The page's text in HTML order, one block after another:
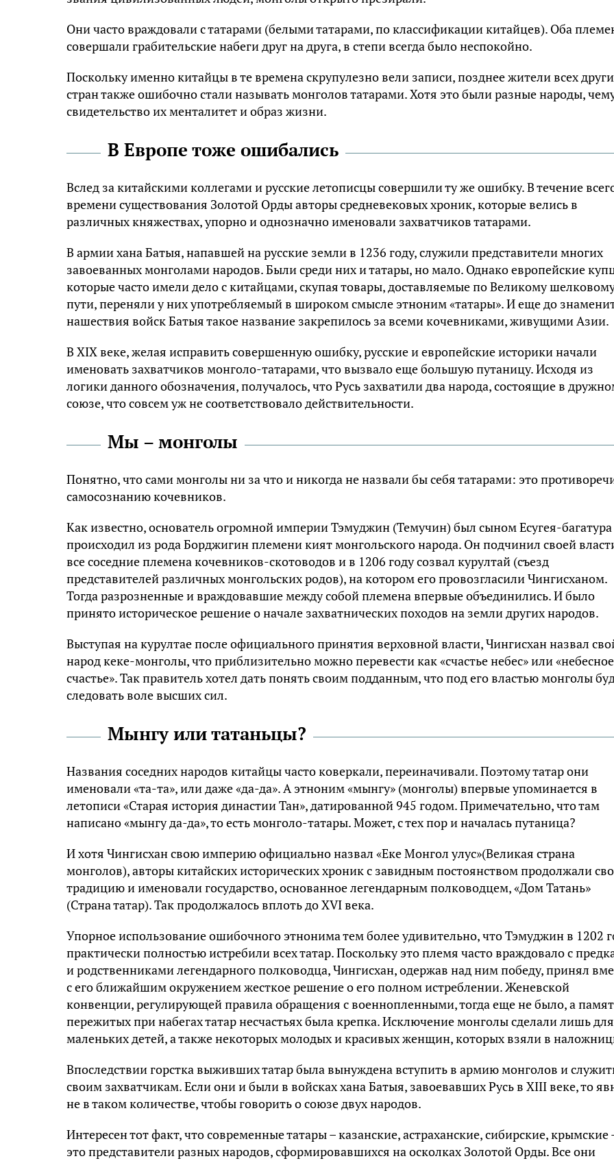
Они часто враждовали с татарами (белыми татарами, по классификации китайцев). Оба
совершали грабительские набеги друг на друга, в степи всегда было неспокойно.
Поскольку именно китайцы в те времена скрупулезно вели записи, позднее жители всех
стран также ошибочно стали называть монголов татарами. Хотя это были разные народы,
свидетельство их менталитет и образ жизни.
В Европе тоже ошибались
Вслед за китайскими коллегами и русские летописцы совершили ту же ошибку. В течение
времени существования Золотой Орды авторы средневековых хроник, которые велись в
различных княжествах, упорно и однозначно именовали захватчиков татарами.
В армии хана Батыя, напавшей на русские земли в 1236 году, служили представители многих
завоеванных монголами народов. Были среди них и татары, но мало. Однако европейские
которые часто имели дело с китайцами, скупая товары, доставляемые по Великому
пути, переняли у них употребляемый в широком смысле этноним «татары». И еще до
нашествия войск Батыя такое название закрепилось за всеми кочевниками, живущими Азии.
В XIX веке, желая исправить совершенную ошибку, русские и европейские историки начали
именовать захватчиков монголо-татарами, что вызвало еще большую путаницу. Исходя из
логики данного обозначения, получалось, что Русь захватили два народа, состоящие в
союзе, что совсем уж не соответствовало действительности.
Мы – монголы
Понятно, что сами монголы ни за что и никогда не назвали бы себя татарами: это
самосознанию кочевников.
Как известно, основатель огромной империи Тэмуджин (Темучин) был сыном Есугея-
происходил из рода Борджигин племени кият монгольского народа. Он подчинил своей
все соседние племена кочевников-скотоводов и в 1206 году созвал курултай (съезд
представителей различных монгольских родов), на котором его провозгласили Чингисханом.
Тогда разрозненные и враждовавшие между собой племена впервые объединились. И было
принято историческое решение о начале захватнических походов на земли других народов.
Выступая на курултае после официального принятия верховной власти, Чингисхан назвал
народ кеке-монголы, что приблизительно можно перевести как «счастье небес» или «небесное
счастье». Так правитель хотел дать понять своим подданным, что под его властью монголы
следовать воле высших сил.
Мынгу или татаньцы?
Названия соседних народов китайцы часто коверкали, переиначивали. Поэтому татар они
именовали «та-та», или даже «да-да». А этноним «мынгу» (монголы) впервые упоминается в
летописи «Старая история династии Тан», датированной 945 годом. Примечательно, что там
написано «мынгу да-да», то есть монголо-татары. Может, с тех пор и началась путаница?
И хотя Чингисхан свою империю официально назвал «Еке Монгол улус»(Великая страна
монголов), авторы китайских исторических хроник с завидным постоянством продолжали
традицию и именовали государство, основанное легендарным полководцем, «Дом Татань»
(Страна татар). Так продолжалось вплоть до XVI века.
Упорное использование ошибочного этнонима тем более удивительно, что Тэмуджин в 1202
практически полностью истребили всех татар. Поскольку это племя часто враждовало с
и родственниками легендарного полководца, Чингисхан, одержав над ним победу, принял
с его ближайшим окружением жесткое решение о его полном истреблении. Женевской
конвенции, регулирующей правила обращения с военнопленными, тогда еще не было, а
пережитых при набегах татар несчастьях была крепка. Исключение монголы сделали лишь для
маленьких детей, а также некоторых молодых и красивых женщин, которых взяли в
Впоследствии горстка выживших татар была вынуждена вступить в армию монголов и
своим захватчикам. Если они и были в войсках хана Батыя, завоевавших Русь в XIII веке, то
не в таком количестве, чтобы говорить о союзе двух народов.
Интересен тот факт, что современные татары – казанские, астраханские, сибирские, крымские
это представители разных народов, сформировавшихся на осколках Золотой Орды. Все они